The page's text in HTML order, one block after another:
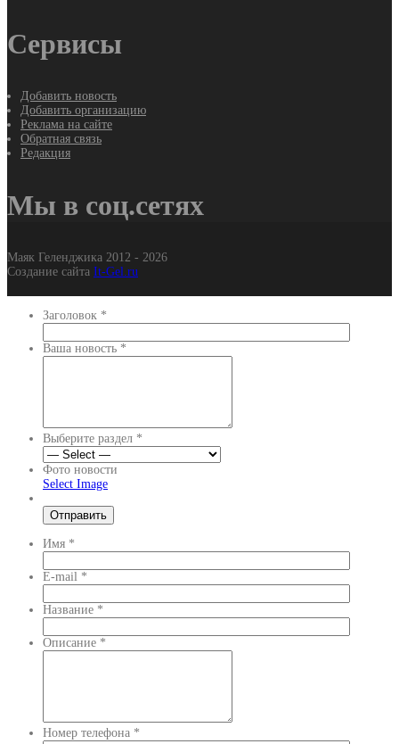
Сервисы
Добавить новость
Добавить организацию
Реклама на сайте
Обратная связь
Редакция
Мы в соц.сетях
Маяк Геленджика 2012 - 2026
Создание сайта It-Gel.ru
Заголовок *
Ваша новость *
Выберите раздел *
Фото новости
Select Image
Имя *
E-mail *
Название *
Описание *
Номер телефона *